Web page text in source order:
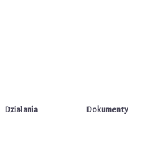
Działania Dokumenty